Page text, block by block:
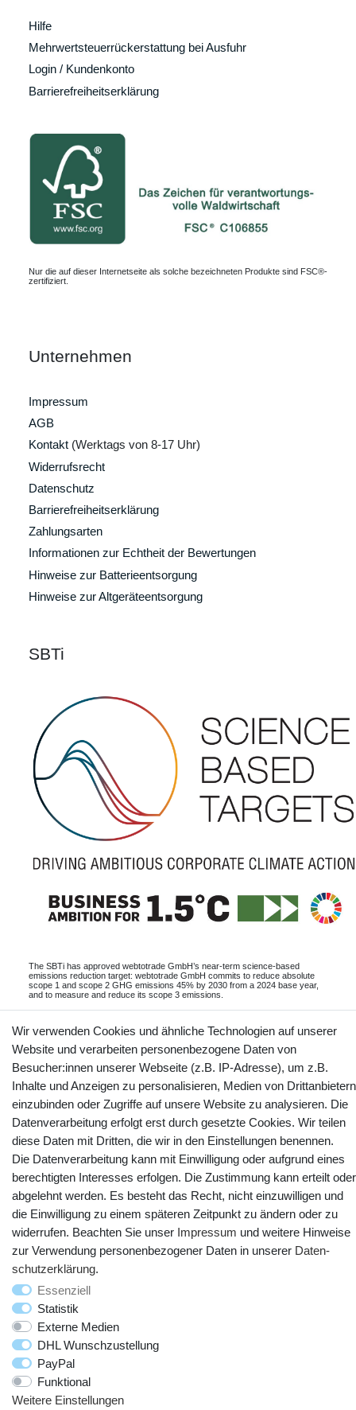
Hilfe
Mehrwertsteuerrückerstattung bei Ausfuhr
Login / Kundenkonto
Barrierefreiheitserklärung
Nur die auf dieser Internetseite als solche bezeichneten Produkte sind FSC®-
zertifiziert.
Unternehmen
Impressum
AGB
Kontakt (Werktags von 8-17 Uhr)
Widerrufsrecht
Datenschutz
Barrierefreiheitserklärung
Zahlungsarten
Informationen zur Echtheit der Bewertungen
Hinweise zur Batterieentsorgung
Hinweise zur Altgeräteentsorgung
SBTi
The SBTi has approved webtotrade GmbH’s near-term science-based
emissions reduction target: webtotrade GmbH commits to reduce absolute
scope 1 and scope 2 GHG emissions 45% by 2030 from a 2024 base year,
and to measure and reduce its scope 3 emissions.
Informationen
Vertrag widerrufen Kontakt
YouTube Facebook
© Copyright 2025 webtotrade GmbH. Alle Rechte vorbehalten.
Wir verwenden Cookies und ähnliche Technologien auf unserer
Website und verarbeiten personenbezogene Daten von
Besucher:innen unserer Webseite (z.B. IP-Adresse), um z.B.
Inhalte und Anzeigen zu personalisieren, Medien von Drittanbietern
einzubinden oder Zugriffe auf unsere Website zu analysieren. Die
Datenverarbeitung erfolgt erst durch gesetzte Cookies. Wir teilen
diese Daten mit Dritten, die wir in den Einstellungen benennen.
Die Datenverarbeitung kann mit Einwilligung oder aufgrund eines
berechtigten Interesses erfolgen. Die Zustimmung kann erteilt oder
abgelehnt werden. Es besteht das Recht, nicht einzuwilligen und
die Einwilligung zu einem späteren Zeitpunkt zu ändern oder zu
widerrufen. Beachten Sie unser Impressum und weitere Hinweise
zur Verwendung personenbezogener Daten in unserer Daten­
schutz­erklärung.
Essenziell
Statistik
Externe Medien
DHL Wunschzustellung
PayPal
Funktional
Weitere Einstellungen